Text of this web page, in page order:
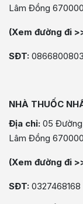
Lâm Đồng
(Xem đường đi
SĐT: 0866800803
NHÀ THUỐC
Địa chỉ: 05
Lâm Đồng
(Xem đường đi
SĐT: 0327468168